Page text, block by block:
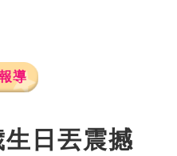
導
日丟震撼